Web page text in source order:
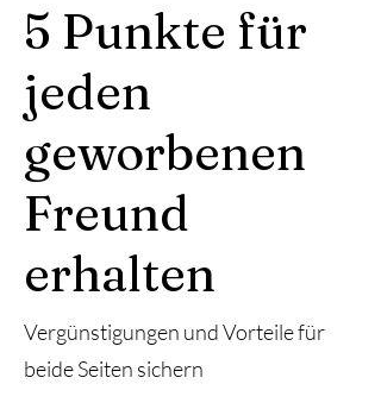
5 Punkte für
jeden
geworbenen
Freund
erhalten
Vergünstigungen und Vorteile für
beide Seiten sichern